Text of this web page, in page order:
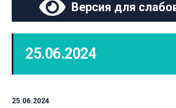
Версия для
25.06.2024
25.06.2024